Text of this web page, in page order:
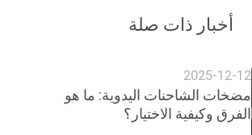
أخبار ذات صلة
2025-12-12
مضخات الشاحنات اليدوية: ما هو
الفرق وكيفية الاختيار؟